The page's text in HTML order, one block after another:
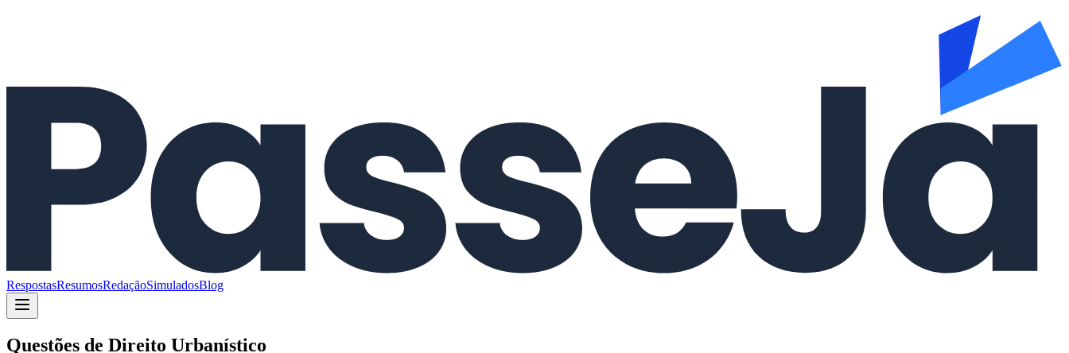
RespostasResumosRedaçãoSimuladosBlog
Questões de Direito Urbanístico